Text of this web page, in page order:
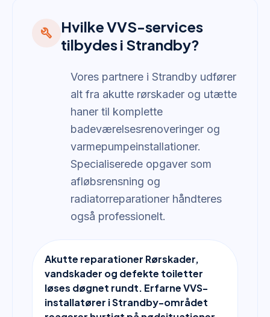
build
Hvilke VVS-services
tilbydes i Strandby?
Vores partnere i Strandby udfører
alt fra akutte rørskader og utætte
haner til komplette
badeværelsesrenoveringer og
varmepumpeinstallationer.
Specialiserede opgaver som
afløbsrensning og
radiatorreparationer håndteres
også professionelt.
Akutte reparationer Rørskader,
vandskader og defekte toiletter
løses døgnet rundt. Erfarne VVS-
installatører i Strandby-området